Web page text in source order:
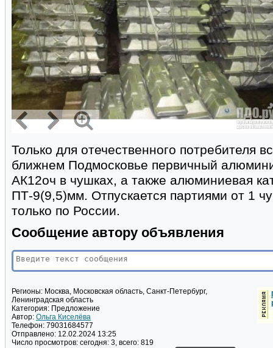
Только для отечественного потребителя
ближнем Подмосковье первичный
АК12оч в чушках, а также алюминиевая
ПТ-9(9,5)мм. Отпускается партиями от 1
только по России.
Сообщение автору объявления
Регионы: Москва, Московская область, Санкт-Петербург,
Ленинградская область
Категория: Предложение
Автор: Ольга Киселёва
Телефон: 79031684577
Отправлено: 12.02.2024 13:25
Число просмотров: сегодня: 3, всего: 819